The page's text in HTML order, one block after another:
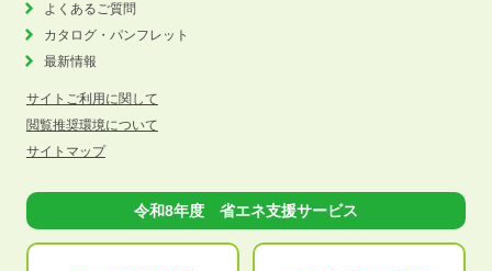
よくあるご質問
カタログ・パンフレット
最新情報
サイトご利用に関して
閲覧推奨環境について
サイトマップ
令和8年度 省エネ支援サービス